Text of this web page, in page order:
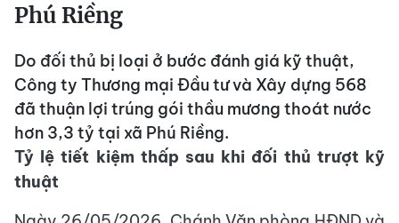
Phú Riềng
Do đối thủ bị loại ở bước đánh giá kỹ thuật,
Công ty Thương mại Đầu tư và Xây dựng 568
đã thuận lợi trúng gói thầu mương thoát nước
hơn 3,3 tỷ tại xã Phú Riềng.
Tỷ lệ tiết kiệm thấp sau khi đối thủ trượt kỹ
thuật